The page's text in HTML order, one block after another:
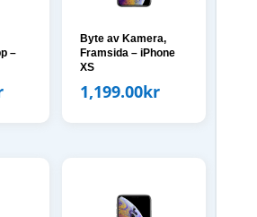
–
Byte av Kamera,
Framsida – iPhone
XS
1,199.00kr